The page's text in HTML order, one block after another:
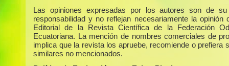
Las opiniones expresadas por los autores son de su
responsabilidad y no reflejan necesariamente la opinión
Editorial de la Revista Científica de la Federación
Ecuatoriana. La mención de nombres comerciales de
implica que la revista los apruebe, recomiende o prefiera
similares no mencionados.